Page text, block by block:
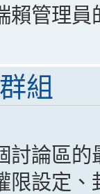
賴管理員
組
討論區
限設定